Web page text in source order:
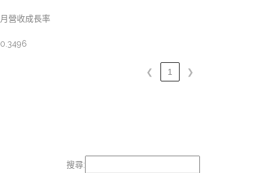
月營收成長率
0.3496
❮ 1 ❯
搜尋: